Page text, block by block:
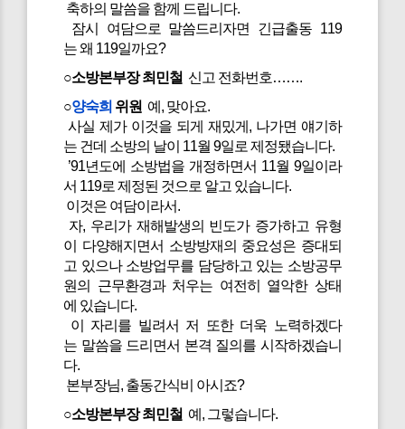
축하의 말씀을 함께 드립니다.
잠시 여담으로 말씀드리자면 긴급출동 119
는 왜 119일까요?
○소방본부장 최민철 신고 전화번호…….
○양숙희 위원 예, 맞아요.
사실 제가 이것을 되게 재밌게, 나가면 얘기하
는 건데 소방의 날이 11월 9일로 제정됐습니다.
’91년도에 소방법을 개정하면서 11월 9일이라
서 119로 제정된 것으로 알고 있습니다.
이것은 여담이라서.
자, 우리가 재해발생의 빈도가 증가하고 유형
이 다양해지면서 소방방재의 중요성은 증대되
고 있으나 소방업무를 담당하고 있는 소방공무
원의 근무환경과 처우는 여전히 열악한 상태
에 있습니다.
이 자리를 빌려서 저 또한 더욱 노력하겠다
는 말씀을 드리면서 본격 질의를 시작하겠습니
다.
본부장님, 출동간식비 아시죠?
○소방본부장 최민철 예, 그렇습니다.